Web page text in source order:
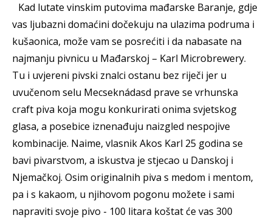
Kad lutate vinskim putovima mađarske Baranje, gdje
vas ljubazni domaćini dočekuju na ulazima podruma i
kušaonica, može vam se posrećiti i da nabasate na
najmanju pivnicu u Mađarskoj – Karl Microbrewery.
Tu i uvjereni pivski znalci ostanu bez riječi jer u
uvučenom selu Mecseknádasd prave se vrhunska
craft piva koja mogu konkurirati onima svjetskog
glasa, a posebice iznenađuju naizgled nespojive
kombinacije. Naime, vlasnik Akos Karl 25 godina se
bavi pivarstvom, a iskustva je stjecao u Danskoj i
Njemačkoj. Osim originalnih piva s medom i mentom,
pa i s kakaom, u njihovom pogonu možete i sami
napraviti svoje pivo - 100 litara koštat će vas 300